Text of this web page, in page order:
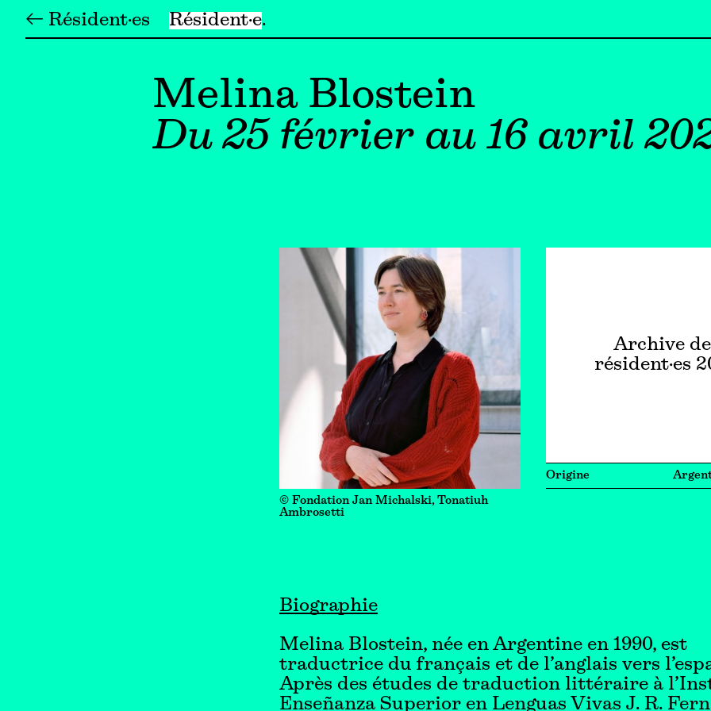
← Résident·es Résident·e
Melina Blostein
Du 25 février au 16 avril
© Fondation Jan Michalski, Tonatiuh
Ambrosetti
Archive
résident·es
Origine
Biographie
Melina Blostein, née en Argentine en 1990, est
traductrice du français et de l’anglais vers
Après des études de traduction littéraire à
Enseñanza Superior en Lenguas Vivas J. R.